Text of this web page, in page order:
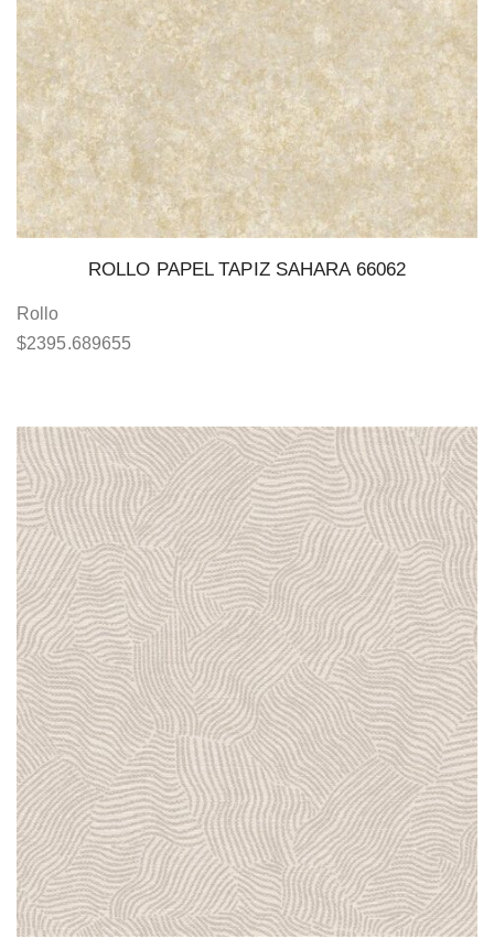
ROLLO PAPEL TAPIZ SAHARA 66062
Rollo
$2395.689655